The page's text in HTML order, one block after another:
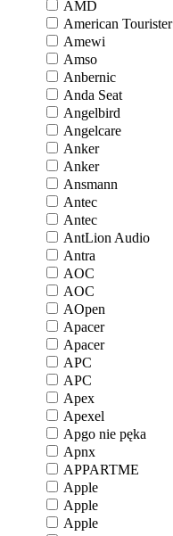
AMD
American Tourister
Amewi
Amso
Anbernic
Anda Seat
Angelbird
Angelcare
Anker
Anker
Ansmann
Antec
Antec
AntLion Audio
Antra
AOC
AOC
AOpen
Apacer
Apacer
APC
APC
Apex
Apexel
Apgo nie pęka
Apnx
APPARTME
Apple
Apple
Apple